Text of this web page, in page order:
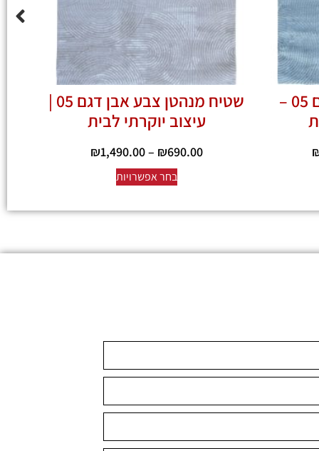
שטיח מנהטן אפור דגם 05 –
שטיח מנהטן צבע אבן דגם 05 |
עיצוב יוקרתי לבית
₪690.00
–
₪1,490.00
בחר אפשרויות